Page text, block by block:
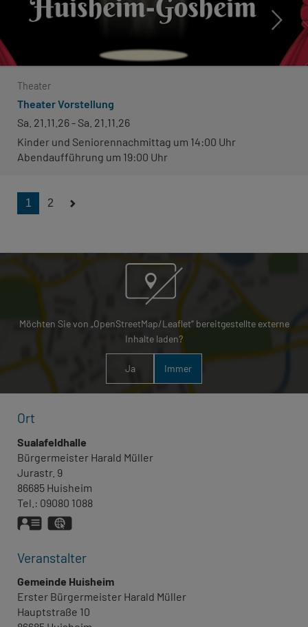
Theater
Theater Vorstellung
Sa. 21.11.26 - Sa. 21.11.26
Kinder und Seniorennachmittag um 14:00 Uhr
Abendaufführung um 19:00 Uhr
1 2
Möchten Sie von „OpenStreetMap/Leaflet“ bereitgestellte externe
Inhalte laden?
Ja Immer
Ort
Sualafeldhalle
Bürgermeister Harald Müller
Jurastr. 9
86685 Huisheim
Tel.: 09080 1088
vCard
Veranstalter
Gemeinde Huisheim
Erster Bürgermeister Harald Müller
Hauptstraße 10